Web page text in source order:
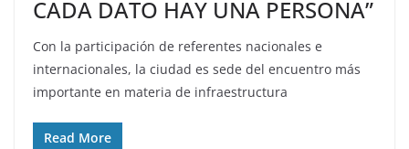
CADA DATO HAY UNA PERSONA”
Con la participación de referentes nacionales e
internacionales, la ciudad es sede del encuentro más
importante en materia de infraestructura
Read More